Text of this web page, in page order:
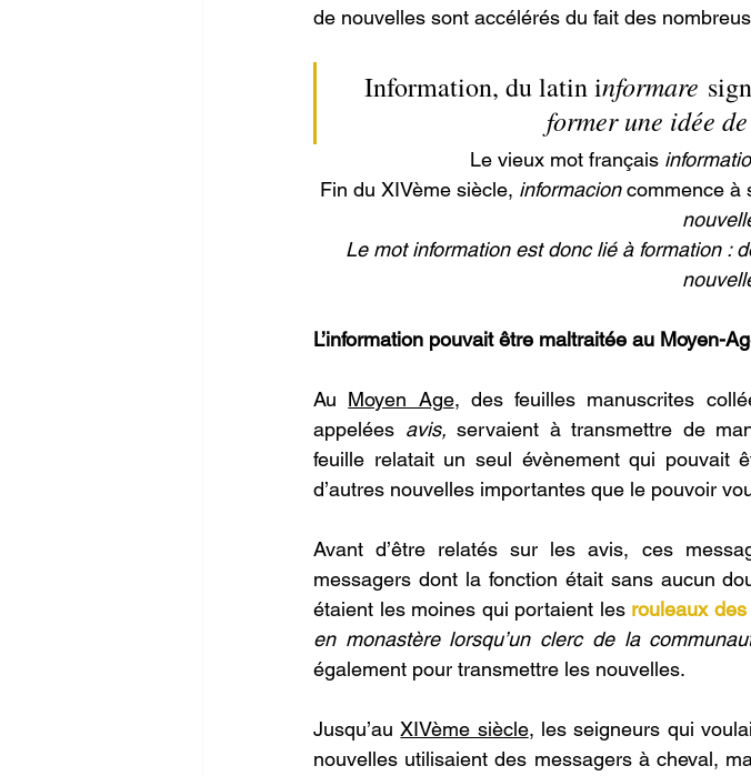
de nouvelles sont accélérés du fait des
Information, du latin informare
former une idée
Le vieux mot français informatio
Fin du XIVème siècle, informacion commence à
Le mot information est donc lié à formation :
L’information pouvait être maltraitée au Moyen-
Au Moyen Age, des feuilles manuscrites
appelées avis, servaient à transmettre de
feuille relatait un seul évènement qui pouvait
d’autres nouvelles importantes que le pouvoir
Avant d’être relatés sur les avis, ces
messagers dont la fonction était sans aucun
étaient les moines qui portaient les rouleaux
en monastère lorsqu’un clerc de la
également pour transmettre les nouvelles.
Jusqu’au XIVème siècle, les seigneurs qui
nouvelles utilisaient des messagers à cheval,